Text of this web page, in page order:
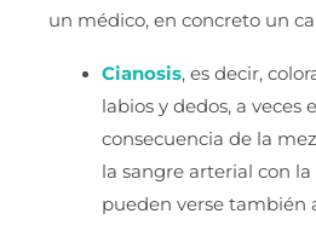
un médico, en concreto un
Cianosis, es decir,
labios y dedos, a veces
consecuencia de la
la sangre arterial con la
pueden verse también